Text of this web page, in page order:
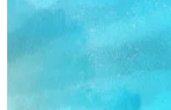
Par région
Maisons funéraires